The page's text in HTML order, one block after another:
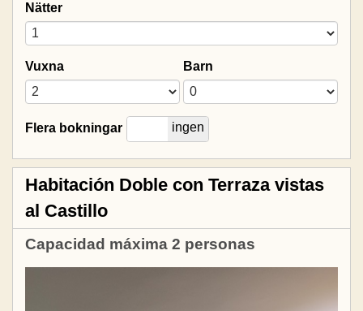
Nätter
Vuxna Barn
Flera bokningar
ja ingen
Habitación Doble con Terraza vistas
al Castillo
Capacidad máxima 2 personas